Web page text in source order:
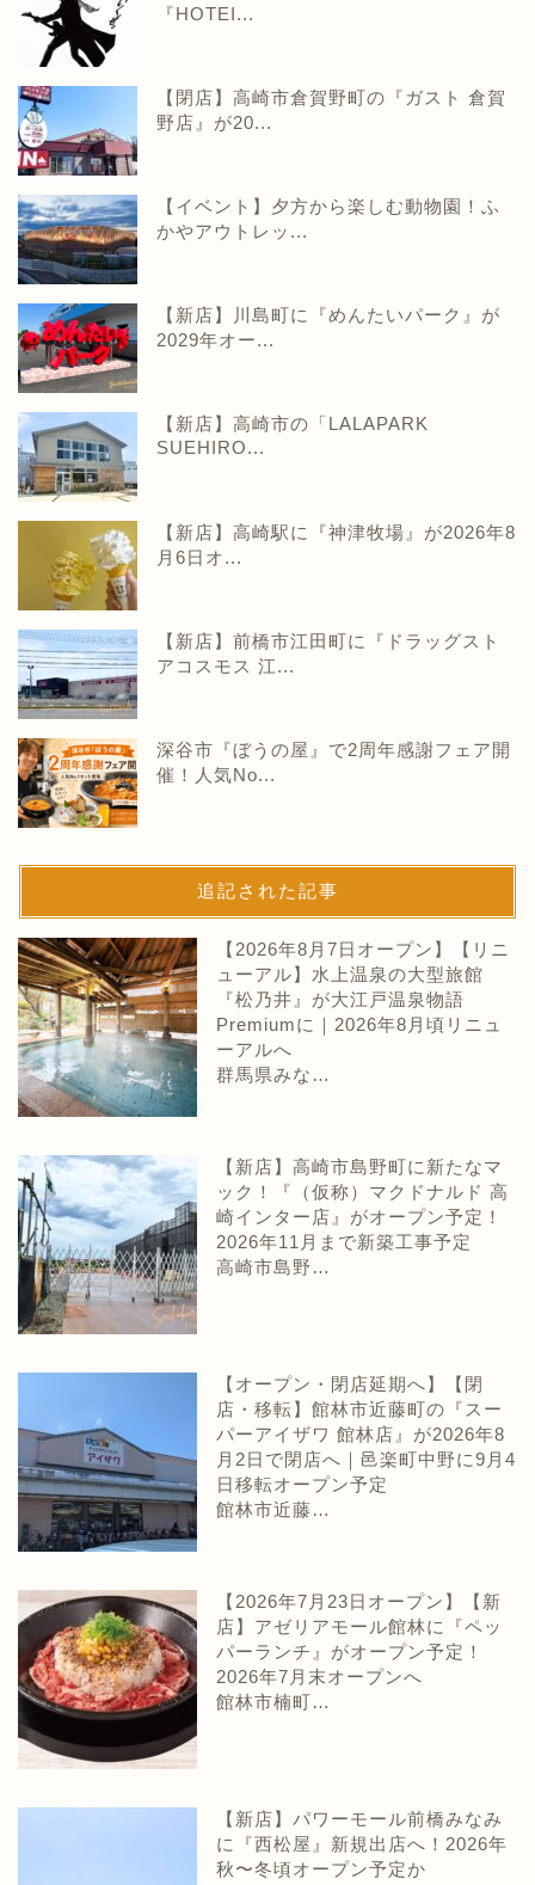
『HOTEI...
【閉店】高崎市倉賀野町の『ガスト 倉賀
野店』が20...
【イベント】夕方から楽しむ動物園！ふ
かやアウトレッ...
【新店】川島町に『めんたいパーク』が
2029年オー...
【新店】高崎市の「LALAPARK
SUEHIRO...
【新店】高崎駅に『神津牧場』が2026年8
月6日オ...
【新店】前橋市江田町に『ドラッグスト
アコスモス 江...
深谷市『ぼうの屋』で2周年感謝フェア開
催！人気No...
追記された記事
【2026年8月7日オープン】【リニ
ューアル】水上温泉の大型旅館
『松乃井』が大江戸温泉物語
Premiumに｜2026年8月頃リニュ
ーアルへ
群馬県みな…
【新店】高崎市島野町に新たなマ
ック！『（仮称）マクドナルド 高
崎インター店』がオープン予定！
2026年11月まで新築工事予定
高崎市島野…
【オープン・閉店延期へ】【閉
店・移転】館林市近藤町の『スー
パーアイザワ 館林店』が2026年8
月2日で閉店へ｜邑楽町中野に9月4
日移転オープン予定
館林市近藤…
【2026年7月23日オープン】【新
店】アゼリアモール館林に『ペッ
パーランチ』がオープン予定！
2026年7月末オープンへ
館林市楠町…
【新店】パワーモール前橋みなみ
に『西松屋』新規出店へ！2026年
秋〜冬頃オープン予定か